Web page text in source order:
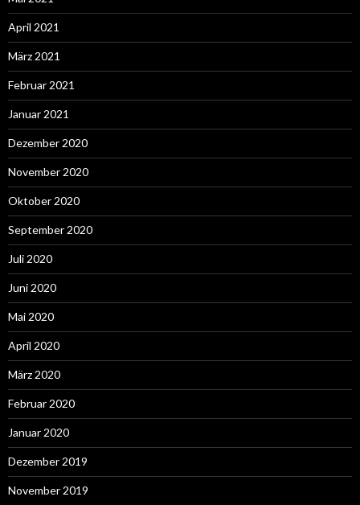
April 2021
März 2021
Februar 2021
Januar 2021
Dezember 2020
November 2020
Oktober 2020
September 2020
Juli 2020
Juni 2020
Mai 2020
April 2020
März 2020
Februar 2020
Januar 2020
Dezember 2019
November 2019